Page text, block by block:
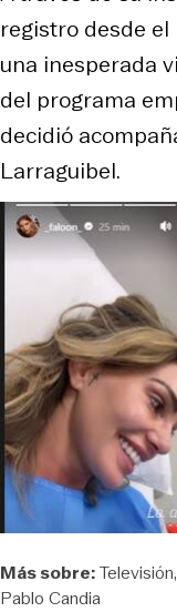
registro desde
una inesperada
del programa
decidió
Larraguibel.
Más sobre:Televisión
Pablo Candia